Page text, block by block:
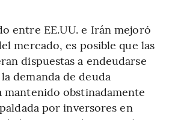
entre EE.UU. e Irán mejoró
mercado, es posible que las
dispuestas a endeudarse
demanda de deuda
mantenido obstinadamente
por inversores en